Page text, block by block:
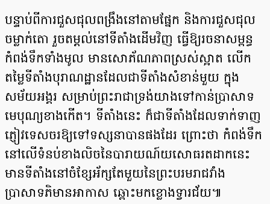
បន្ទាប់ពីការជួសជុលពង្រឹងនៅតាមផ្នែក និងការជួសជុល
ចម្លាក់តោ រួចតម្តល់នៅទីតាំងដើមវិញ ធ្វើឱ្យរចនាសម្ពន្ធ
កំពង់ទឹកទាំងមូល មានសោភ័ណភាពស្រស់ស្អាត លើក
តម្លៃទីតាំងបុរាណដ្ឋានដែលជាទីតាំងសំខាន់មួយ ក្នុង
សម័យអង្គរ សម្រាប់ព្រះរាជាទ្រង់យាងទៅកាន់ប្រាសាទ
មេបុណ្យខាងកើត។ ទីតាំងនេះ ក៏ជាទីតាំងដែលទាក់ទាញ
ភ្ញៀវទេសចរឱ្យទៅទស្សនាបានផងដែរ ព្រោះថា កំពង់ទឹក
នៅលើទំនប់ខាងលិចនៃបារាយណ៍យសោធរតដាកនេះ
មានទីតាំងនៅចំខ្សែអ័ក្សតែមួយនៃព្រះបរមរាជវាំង
ប្រាសាទភិមានអាកាស ឆ្ពោះមកខ្លោងទ្វារជ័យ៕